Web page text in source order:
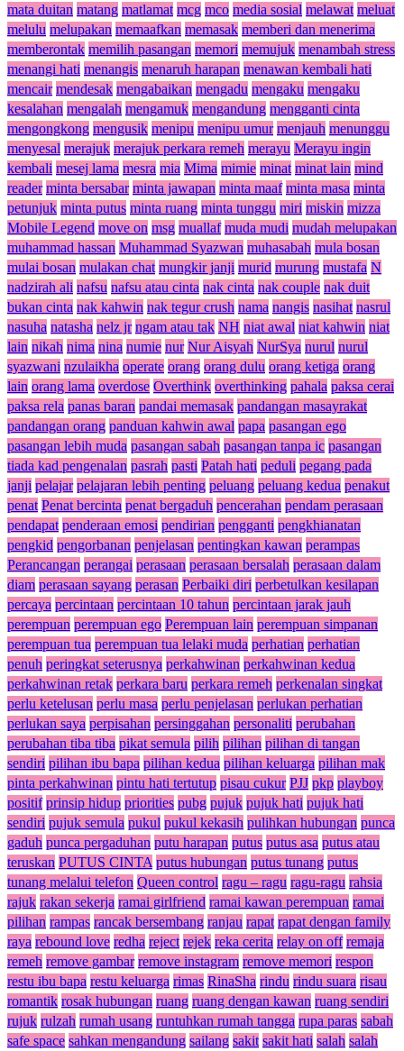
mata duitan matang matlamat mcg mco media sosial melawat meluat
melulu melupakan memaafkan memasak memberi dan menerima
memberontak memilih pasangan memori memujuk menambah stress
menangi hati menangis menaruh harapan menawan kembali hati
mencair mendesak mengabaikan mengadu mengaku mengaku
kesalahan mengalah mengamuk mengandung mengganti cinta
mengongkong mengusik menipu menipu umur menjauh menunggu
menyesal merajuk merajuk perkara remeh merayu Merayu ingin
kembali mesej lama mesra mia Mima mimie minat minat lain mind
reader minta bersabar minta jawapan minta maaf minta masa minta
petunjuk minta putus minta ruang minta tunggu miri miskin mizza
Mobile Legend move on msg muallaf muda mudi mudah melupakan
muhammad hassan Muhammad Syazwan muhasabah mula bosan
mulai bosan mulakan chat mungkir janji murid murung mustafa N
nadzirah ali nafsu nafsu atau cinta nak cinta nak couple nak duit
bukan cinta nak kahwin nak tegur crush nama nangis nasihat nasrul
nasuha natasha nelz jr ngam atau tak NH niat awal niat kahwin niat
lain nikah nima nina numie nur Nur Aisyah NurSya nurul nurul
syazwani nzulaikha operate orang orang dulu orang ketiga orang
lain orang lama overdose Overthink overthinking pahala paksa cerai
paksa rela panas baran pandai memasak pandangan masayrakat
pandangan orang panduan kahwin awal papa pasangan ego
pasangan lebih muda pasangan sabah pasangan tanpa ic pasangan
tiada kad pengenalan pasrah pasti Patah hati peduli pegang pada
janji pelajar pelajaran lebih penting peluang peluang kedua penakut
penat Penat bercinta penat bergaduh pencerahan pendam perasaan
pendapat penderaan emosi pendirian pengganti pengkhianatan
pengkid pengorbanan penjelasan pentingkan kawan perampas
Perancangan perangai perasaan perasaan bersalah perasaan dalam
diam perasaan sayang perasan Perbaiki diri perbetulkan kesilapan
percaya percintaan percintaan 10 tahun percintaan jarak jauh
perempuan perempuan ego Perempuan lain perempuan simpanan
perempuan tua perempuan tua lelaki muda perhatian perhatian
penuh peringkat seterusnya perkahwinan perkahwinan kedua
perkahwinan retak perkara baru perkara remeh perkenalan singkat
perlu ketelusan perlu masa perlu penjelasan perlukan perhatian
perlukan saya perpisahan persinggahan personaliti perubahan
perubahan tiba tiba pikat semula pilih pilihan pilihan di tangan
sendiri pilihan ibu bapa pilihan kedua pilihan keluarga pilihan mak
pinta perkahwinan pintu hati tertutup pisau cukur PJJ pkp playboy
positif prinsip hidup priorities pubg pujuk pujuk hati pujuk hati
sendiri pujuk semula pukul pukul kekasih pulihkan hubungan punca
gaduh punca pergaduhan putu harapan putus putus asa putus atau
teruskan PUTUS CINTA putus hubungan putus tunang putus
tunang melalui telefon Queen control ragu – ragu ragu-ragu rahsia
rajuk rakan sekerja ramai girlfriend ramai kawan perempuan ramai
pilihan rampas rancak bersembang ranjau rapat rapat dengan family
raya rebound love redha reject rejek reka cerita relay on off remaja
remeh remove gambar remove instagram remove memori respon
restu ibu bapa restu keluarga rimas RinaSha rindu rindu suara risau
romantik rosak hubungan ruang ruang dengan kawan ruang sendiri
rujuk rulzah rumah usang runtuhkan rumah tangga rupa paras sabah
safe space sahkan mengandung sailang sakit sakit hati salah salah